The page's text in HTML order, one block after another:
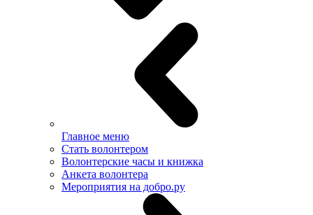
Главное меню
Стать волонтером
Волонтерские часы и книжка
Анкета волонтера
Мероприятия на добро.ру